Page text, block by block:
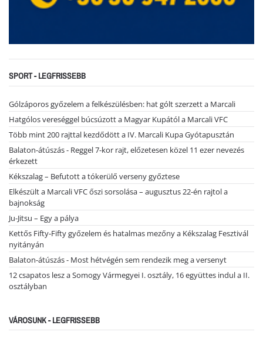
SPORT - LEGFRISSEBB
Gólzáporos győzelem a felkészülésben: hat gólt szerzett a Marcali
Hatgólos vereséggel búcsúzott a Magyar Kupától a Marcali VFC
Több mint 200 rajttal kezdődött a IV. Marcali Kupa Gyótapusztán
Balaton-átúszás - Reggel 7-kor rajt, előzetesen közel 11 ezer nevezés
érkezett
Kékszalag – Befutott a tókerülő verseny győztese
Elkészült a Marcali VFC őszi sorsolása – augusztus 22-én rajtol a
bajnokság
Ju-Jitsu – Egy a pálya
Kettős Fifty-Fifty győzelem és hatalmas mezőny a Kékszalag Fesztivál
nyitányán
Balaton-átúszás - Most hétvégén sem rendezik meg a versenyt
12 csapatos lesz a Somogy Vármegyei I. osztály, 16 együttes indul a II.
osztályban
VÁROSUNK - LEGFRISSEBB